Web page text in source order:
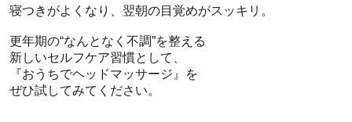
寝つきがよくなり、翌朝の目覚めがスッキリ。
更年期の“なんとなく不調”を整える
新しいセルフケア習慣として、
『おうちでヘッドマッサージ』を
ぜひ試してみてください。